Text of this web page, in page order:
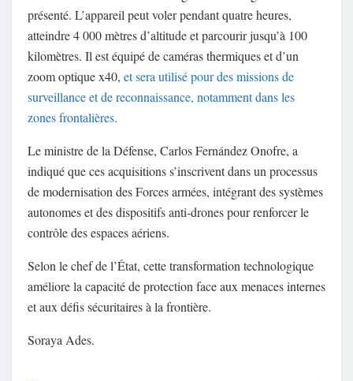
présenté. L’appareil peut voler pendant quatre heures,
atteindre 4 000 mètres d’altitude et parcourir jusqu’à 100
kilomètres. Il est équipé de caméras thermiques et d’un
zoom optique x40, et sera utilisé pour des missions de
surveillance et de reconnaissance, notamment dans les
zones frontalières.
Le ministre de la Défense, Carlos Fernández Onofre, a
indiqué que ces acquisitions s’inscrivent dans un processus
de modernisation desForces armées, intégrant des systèmes
autonomes et des dispositifs anti-drones pour renforcer le
contrôle des espaces aériens.
Selon le chef de l’État, cette transformation technologique
améliore la capacité de protection face aux menaces internes
et aux défis sécuritaires à la frontière.
Soraya Ades.